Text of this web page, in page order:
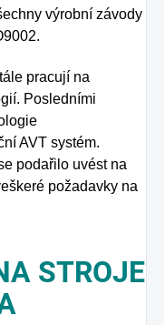
výrobní závody
pracují na
Posledními
AVT systém.
podařilo uvést na
požadavky na
STROJE